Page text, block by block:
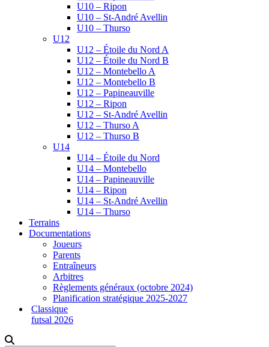
U10 – Ripon
U10 – St-André Avellin
U10 – Thurso
U12
U12 – Étoile du Nord A
U12 – Étoile du Nord B
U12 – Montebello A
U12 – Montebello B
U12 – Papineauville
U12 – Ripon
U12 – St-André Avellin
U12 – Thurso A
U12 – Thurso B
U14
U14 – Étoile du Nord
U14 – Montebello
U14 – Papineauville
U14 – Ripon
U14 – St-André Avellin
U14 – Thurso
Terrains
Documentations
Joueurs
Parents
Entraîneurs
Arbitres
Règlements généraux (octobre 2024)
Planification stratégique 2025-2027
Classique
futsal 2026